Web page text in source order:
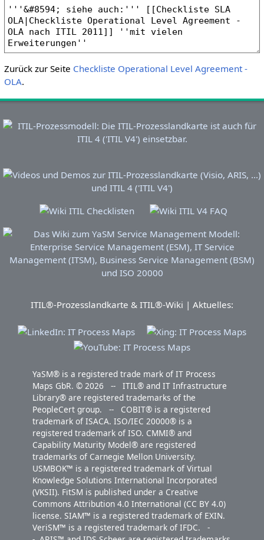
Zurück zur Seite Checkliste Operational Level Agreement -
OLA.
ITIL®-Prozesslandkarte & ITIL®-Wiki | Aktuelles:
YaSM® is a registered trade mark of IT Process
Maps GbR. © 2026 -- ITIL® and IT Infrastructure
Library® are registered trademarks of the
PeopleCert group. -- COBIT® is a registered
trademark of ISACA. ISO/IEC 20000® is a
registered trademark of ISO. CMMI® and
Capability Maturity Model® are registered
trademarks of Carnegie Mellon University.
USMBOK™ is a registered trademark of Virtual
Knowledge Solutions International Incorporated
(VKSII). FitSM is published under a Creative
Commons Attribution 4.0 International (CC BY 4.0)
license. SIAM™ is a registered trademark of EXIN.
VeriSM™ is a registered trademark of IFDC. -